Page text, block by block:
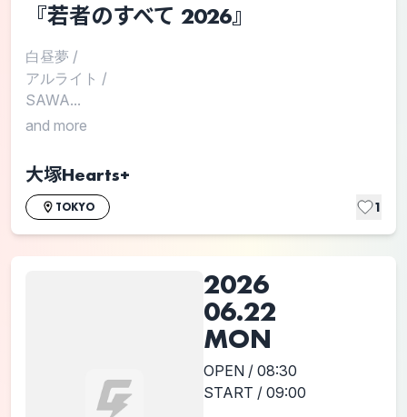
『若者のすべて 2026』
白昼夢 /
アルライト /
SAWA...
and more
大塚Hearts+
TOKYO 1
2026
06.22
MON
OPEN / 08:30
START / 09:00